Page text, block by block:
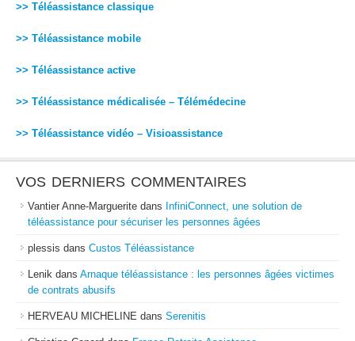
>> Téléassistance classique
>> Téléassistance mobile
>> Téléassistance active
>> Téléassistance médicalisée – Télémédecine
>> Téléassistance vidéo – Visioassistance
VOS DERNIERS COMMENTAIRES
Vantier Anne-Marguerite dans InfiniConnect, une solution de
téléassistance pour sécuriser les personnes âgées
plessis dans Custos Téléassistance
Lenik dans Arnaque téléassistance : les personnes âgées victimes
de contrats abusifs
HERVEAU MICHELINE dans Serenitis